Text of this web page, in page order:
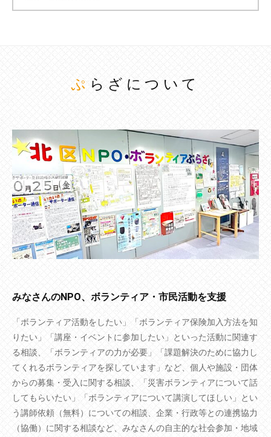
ぷらざについて
みなさんのNPO、ボランティア・市民活動を支援
「ボランティア活動をしたい」「ボランティア保険加入方法を知
りたい」「講座・イベントに参加したい」といった活動に関連す
る相談、「ボランティアの力が必要」「課題解決のために協力し
てくれるボランティアを探しています」など、個人や施設・団体
からの募集・受入に関する相談、「災害ボランティアについて話
してもらいたい」「ボランティアについて講演してほしい」とい
う講師依頼（無料）についての相談、企業・行政等との連携協力
（協働）に関する相談など、みなさんの自主的な社会参加・地域